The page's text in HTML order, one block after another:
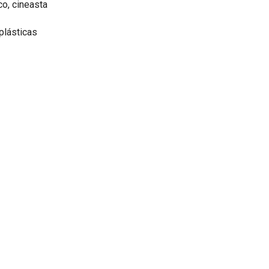
cineasta